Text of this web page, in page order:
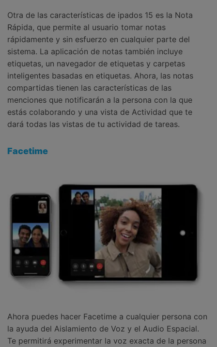
Otra de las características de ipados 15 es la Nota
Rápida, que permite al usuario tomar notas
rápidamente y sin esfuerzo en cualquier parte del
sistema. La aplicación de notas también incluye
etiquetas, un navegador de etiquetas y carpetas
inteligentes basadas en etiquetas. Ahora, las notas
compartidas tienen las características de las
menciones que notificarán a la persona con la que
estás colaborando y una vista de Actividad que te
dará todas las vistas de tu actividad de tareas.
Facetime
Ahora puedes hacer Facetime a cualquier persona con
la ayuda del Aislamiento de Voz y el Audio Espacial.
Te permitirá experimentar la voz exacta de la persona